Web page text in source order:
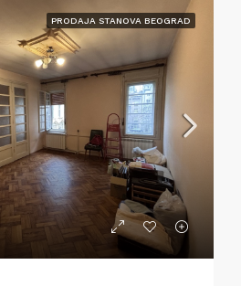
PRODAJA STANOVA BEOGRAD